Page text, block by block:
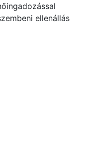
ellenállás